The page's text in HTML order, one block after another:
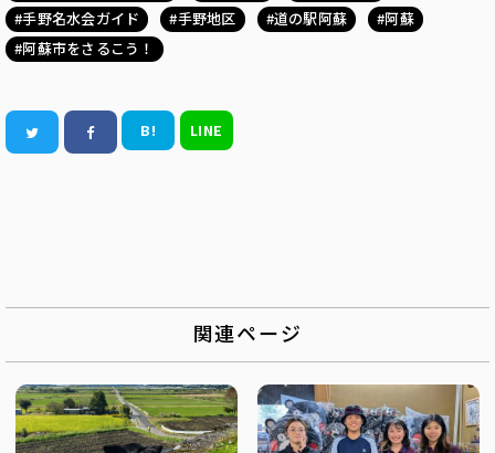
手野名水会ガイド
手野地区 道の駅阿蘇
阿蘇
阿蘇市をさるこう！
B! LINE
関連ページ